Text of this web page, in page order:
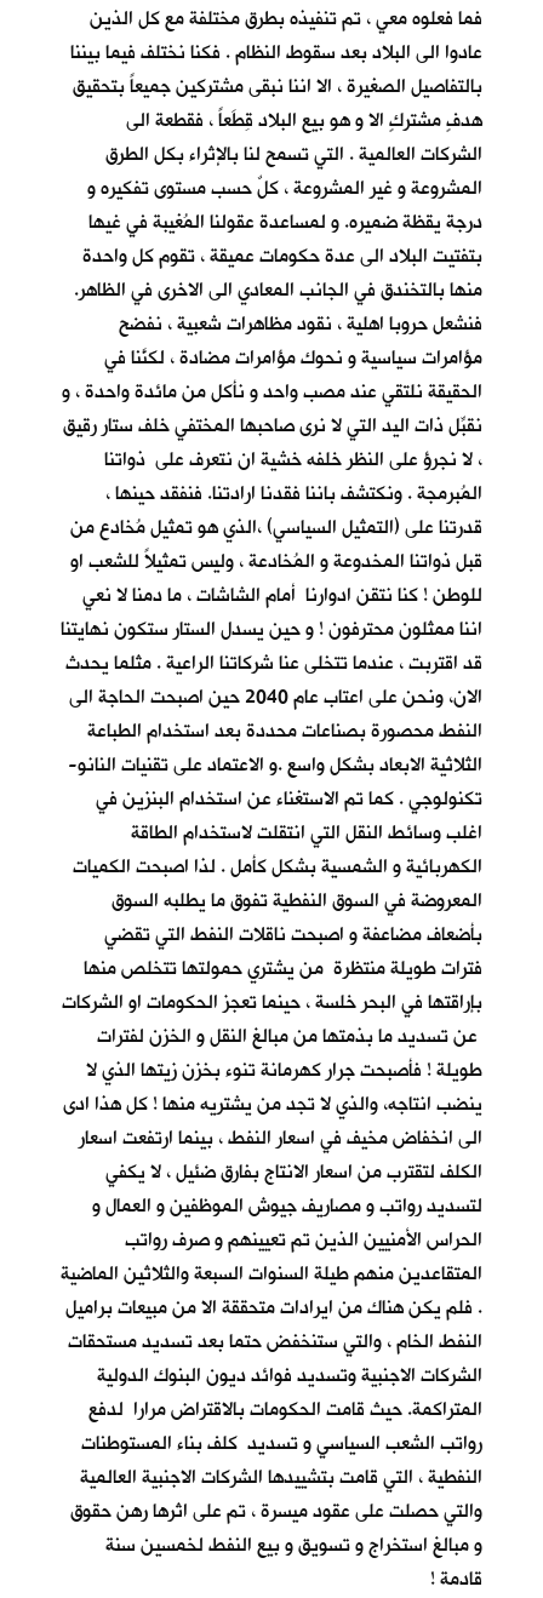
فما فعلوه معي ، تم تنفيذه بطرق مختلفة مع كل الذين
عادوا الى البلاد بعد سقوط النظام . فكنا نختلف فيما بيننا
بالتفاصيل الصغيرة ، الا اننا نبقى مشتركين جميعاً بتحقيق
هدفٍ مشتركٍ الا و هو بيع البلاد قِطَعاً ، فقطعة الى
الشركات العالمية . التي تسمح لنا بالإثراء بكل الطرق
المشروعة و غير المشروعة ، كلٌ حسب مستوى تفكيره و
درجة يقظة ضميره. و لمساعدة عقولنا المُغيبة في غيها
بتفتيت البلاد الى عدة حكومات عميقة ، تقوم كل واحدة
منها بالتخندق في الجانب المعادي الى الاخرى في الظاهر.
فنشعل حروبا اهلية ، نقود مظاهرات شعبية ، نفضح
مؤامرات سياسية و نحوك مؤامرات مضادة ، لكنَّنا في
الحقيقة نلتقي عند مصب واحد و نأكل من مائدة واحدة ، و
نقبِّل ذات اليد التي لا نرى صاحبها المختفي خلف ستار رقيق
، لا نجرؤ على النظر خلفه خشية ان نتعرف على ذواتنا
المُبرمجة . ونكتشف باننا فقدنا ارادتنا. فنفقد حينها ،
قدرتنا على (التمثيل السياسي) ،الذي هو تمثيل مُخادع من
قبل ذواتنا المخدوعة و المُخادعة ، وليس تمثيلاً للشعب او
للوطن ! كنا نتقن ادوارنا أمام الشاشات ، ما دمنا لا نعي
اننا ممثلون محترفون ! و حين يسدل الستار ستكون نهايتنا
قد اقتربت ، عندما تتخلى عنا شركاتنا الراعية . مثلما يحدث
الان، ونحن على اعتاب عام 2040 حين اصبحت الحاجة الى
النفط محصورة بصناعات محددة بعد استخدام الطباعة
الثلاثية الابعاد بشكل واسع .و الاعتماد على تقنيات النانو-
تكنولوجي . كما تم الاستغناء عن استخدام البنزين في
اغلب وسائط النقل التي انتقلت لاستخدام الطاقة
الكهربائية و الشمسية بشكل كأمل . لذا اصبحت الكميات
المعروضة في السوق النفطية تفوق ما يطلبه السوق
بأضعاف مضاعفة و اصبحت ناقلات النفط التي تقضي
فترات طويلة منتظرة من يشتري حمولتها تتخلص منها
بإراقتها في البحر خلسة ، حينما تعجز الحكومات او الشركات
عن تسديد ما بذمتها من مبالغ النقل و الخزن لفترات
طويلة ! فأصبحت جرار كهرمانة تنوء بخزن زيتها الذي لا
ينضب انتاجه، والذي لا تجد من يشتريه منها ! كل هذا ادى
الى انخفاض مخيف في اسعار النفط ، بينما ارتفعت اسعار
الكلف لتقترب من اسعار الانتاج بفارق ضئيل ، لا يكفي
لتسديد رواتب و مصاريف جيوش الموظفين و العمال و
الحراس الأمنيين الذين تم تعيينهم و صرف رواتب
المتقاعدين منهم طيلة السنوات السبعة والثلاثين الماضية
. فلم يكن هناك من ايرادات متحققة الا من مبيعات براميل
النفط الخام ، والتي ستنخفض حتما بعد تسديد مستحقات
الشركات الاجنبية وتسديد فوائد ديون البنوك الدولية
المتراكمة. حيث قامت الحكومات بالاقتراض مرارا لدفع
رواتب الشعب السياسي و تسديد كلف بناء المستوطنات
النفطية ، التي قامت بتشييدها الشركات الاجنبية العالمية
والتي حصلت على عقود ميسرة ، تم على اثرها رهن حقوق
و مبالغ استخراج و تسويق و بيع النفط لخمسين سنة
قادمة !